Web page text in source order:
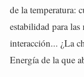
de la temperatura:
estabilidad para
interacción... ¿La
Energía de la que